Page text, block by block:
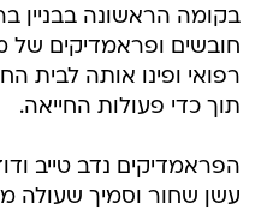
בקומה הראשונה בבניין
חובשים ופראמדיקים של
רפואי ופינו אותה לבית
תוך כדי פעולות החייאה.
הפראמדיקים נדב טייב
עשן שחור וסמיך שעולה